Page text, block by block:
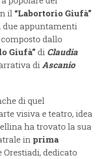
il “Labortorio Giufà”
due appuntamenti
composto dallo
Giufà” di Claudia
diAscanio
di quel
visiva e teatro, idea
ha trovato la sua
in prima
dedicato